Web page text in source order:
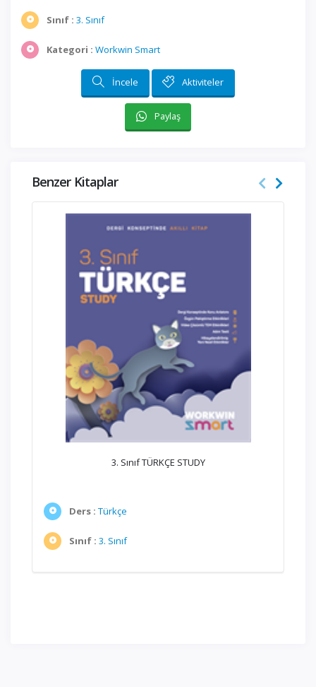
Sınıf : 3. Sınıf
Kategori : Workwin Smart
İncele Aktiviteler
Paylaş
Benzer Kitaplar
3. Sınıf TÜRKÇE STUDY
Ders : Türkçe
Sınıf : 3. Sınıf